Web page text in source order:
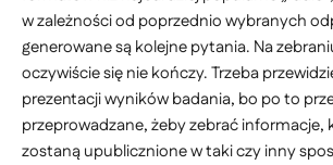
w zależności od poprzednio wybranych
generowane są kolejne pytania. Na
oczywiście się nie kończy. Trzeba
prezentacji wyników badania, bo po to
przeprowadzane, żeby zebrać informacje,
zostaną upublicznione w taki czy inny